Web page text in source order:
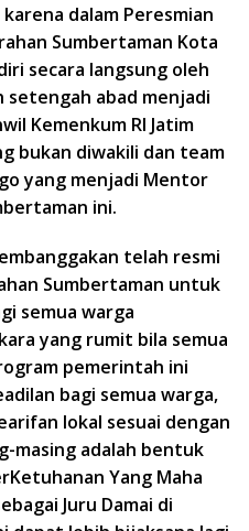
dalam Peresmian
Sumbertaman Kota
secara langsung oleh
setengah abad menjadi
Kemenkum RI Jatim
bukan diwakili dan team
yang menjadi Mentor
ini.
telah resmi
Sumbertaman untuk
semua warga
yang rumit bila semua
pemerintah ini
bagi semua warga,
lokal sesuai dengan
masing adalah bentuk
Yang Maha
Juru Damai di